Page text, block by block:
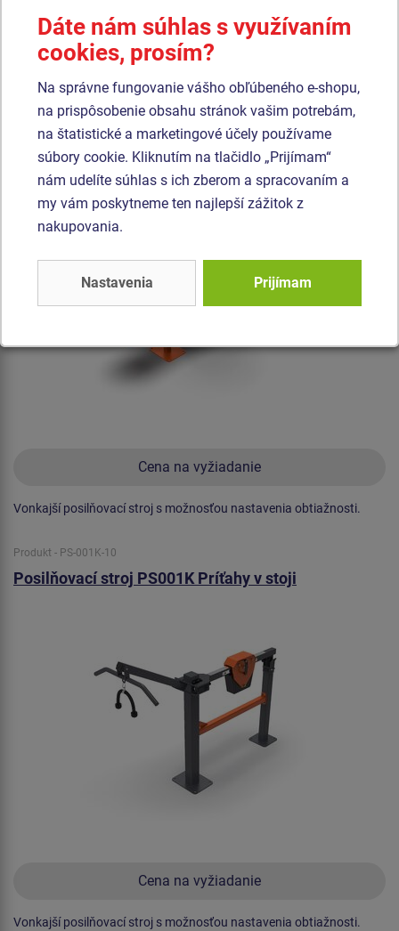
Cena na vyžiadanie
Vonkajší posilňovací stroj s možnosťou nastavenia obtiažnosti.
Produkt - PS-003K-10
Posilňovací stroj PS003K Bench press
Cena na vyžiadanie
Vonkajší posilňovací stroj s možnosťou nastavenia obtiažnosti.
Produkt - PS-001K-10
Posilňovací stroj PS001K Príťahy v stoji
Cena na vyžiadanie
Vonkajší posilňovací stroj s možnosťou nastavenia obtiažnosti.
Dáte nám súhlas s využívaním
cookies, prosím?
Na správne fungovanie vášho obľúbeného e-shopu,
na prispôsobenie obsahu stránok vašim potrebám,
na štatistické a marketingové účely používame
súbory cookie. Kliknutím na tlačidlo „Prijímam“
nám udelíte súhlas s ich zberom a spracovaním a
my vám poskytneme ten najlepší zážitok z
nakupovania.
Nastavenia Prijímam